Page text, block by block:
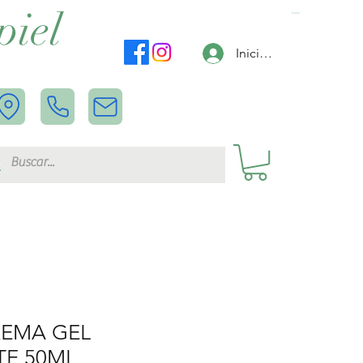
Carrito
Iniciar sesión
GEL